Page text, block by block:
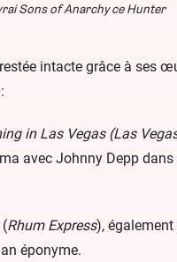
Sons of Anarchy ce Hunter
intacte grâce à ses
in Las Vegas (Las
avec Johnny Depp dans
(Rhum Express),
éponyme.